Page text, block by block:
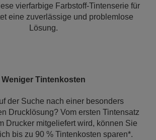
vierfarbige Farbstoff-Tintenserie für
eine zuverlässige und problemlose
Lösung.
Weniger Tintenkosten
der Suche nach einer besonders
Drucklösung? Vom ersten Tintensatz
Drucker mitgeliefert wird, können Sie
bis zu 90 % Tintenkosten sparen*.